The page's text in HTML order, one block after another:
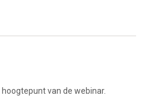
van de webinar.